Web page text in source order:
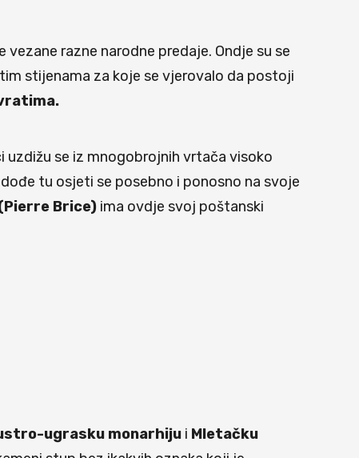
vezane razne narodne predaje. Ondje su se
stijenama za koje se vjerovalo da postoji
uzdižu se iz mnogobrojnih vrtača visoko
tu osjeti se posebno i ponosno na svoje
Brice) ima ovdje svoj poštanski
ugrasku monarhiju i Mletačku